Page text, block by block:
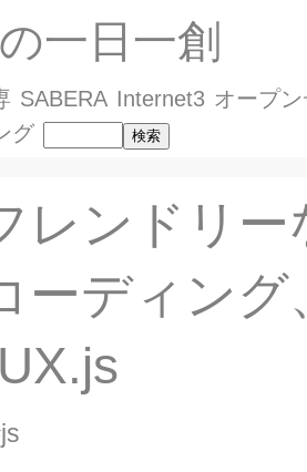
一日一創
SABERA Internet3 オープ
グ
レンドリ
ーディング